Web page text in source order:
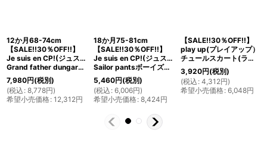
12か月68-74cm
【SALE!!30％OFF!!】
Je suis en CP!(ジュスィザンセーペー)
Grand father dungareeボーイズオーバーオール(ブルーグレー)
7,980円(税別)
(税込 : 8,778円)
希望小売価格: 12,312円
18か月75-81cm
【SALE!!30％OFF!!】
Je suis en CP!(ジュスィザンセーペー)
Sailor pantsボーイズロングセーラーパンツ(チャコールコーデュロイ)
5,460円(税別)
(税込 : 6,006円)
希望小売価格: 8,424円
【SALE!!30％OFF!!】
play up(プレイアップ）
チュールスカート(ラメドット)3歳4歳
3,920円(税別)
(税込 : 4,312円)
希望小売価格: 6,048円